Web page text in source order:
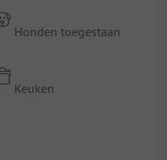
Honden toegestaan
Keuken